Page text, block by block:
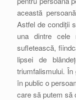
această
Astfel de condiții
una dintre cele
sufletească,
lipsei de
triumfalismului.
în public o
care să putem să